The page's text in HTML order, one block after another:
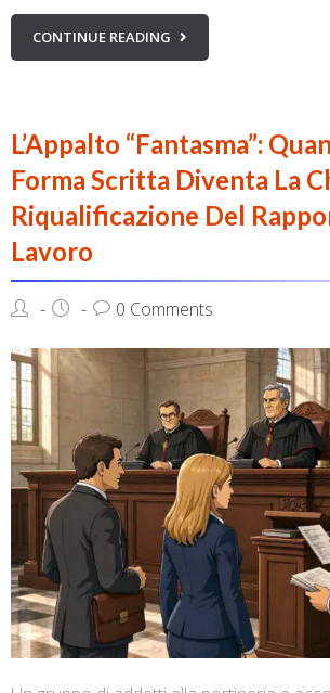
CONTINUE READING
L’Appalto “Fantasma”:
Forma Scritta Diventa La
Riqualificazione Del
Lavoro
0 Comments